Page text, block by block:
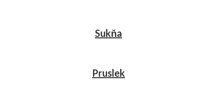
Sukňa
Pruslek